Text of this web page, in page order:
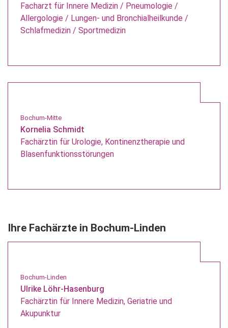
Facharzt für Innere Medizin / Pneumologie /
Allergologie / Lungen- und Bronchialheilkunde /
Schlafmedizin / Sportmedizin
Bochum-Mitte
Kornelia Schmidt
Fachärztin für Urologie, Kontinenztherapie und
Blasenfunktionsstörungen
Ihre Fachärzte in Bochum-Linden
Bochum-Linden
Ulrike Löhr-Hasenburg
Fachärztin für Innere Medizin, Geriatrie und
Akupunktur